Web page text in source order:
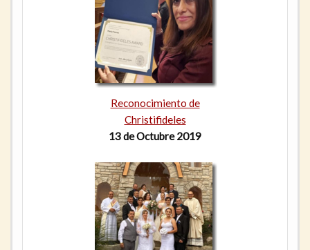
Reconocimiento de
Christifideles
13 de Octubre 2019